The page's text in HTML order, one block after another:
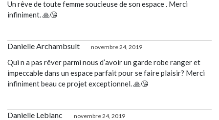
Un rêve de toute femme soucieuse de son espace . Merci
infiniment. 🙏😘
Danielle Archambsult novembre 24, 2019
Qui n a pas rêver parmi nous d’avoir un garde robe ranger et
impeccable dans un espace parfait pour se faire plaisir? Merci
infiniment beau ce projet exceptionnel. 🙏😘
Danielle Leblanc novembre 24, 2019